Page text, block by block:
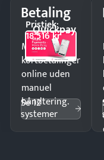
Betaling
Quickpay
Pristjek:
18.516 kr
Modtag
kortbetalinger
online uden
manuel
håndtering.
Se 12
systemer